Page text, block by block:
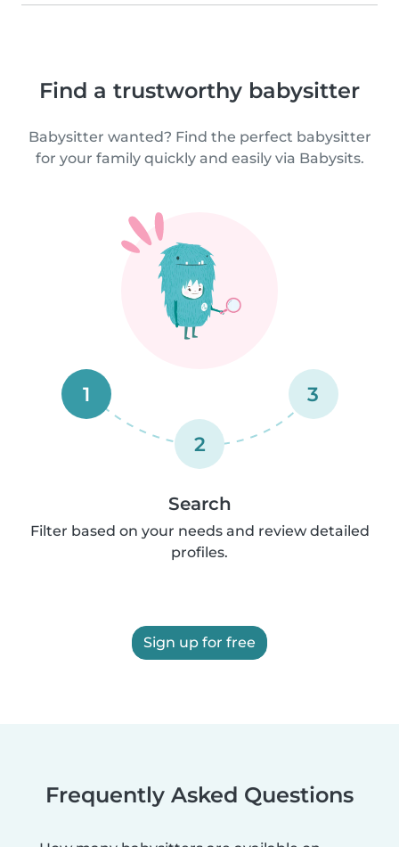
Find a trustworthy babysitter
Babysitter wanted? Find the perfect babysitter
for your family quickly and easily via Babysits.
1
2
3
Search
Filter based on your needs and review detailed
profiles.
Sign up for free
Frequently Asked Questions